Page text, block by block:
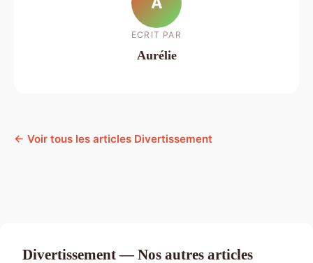
ECRIT PAR
Aurélie
← Voir tous les articles Divertissement
Divertissement — Nos autres articles